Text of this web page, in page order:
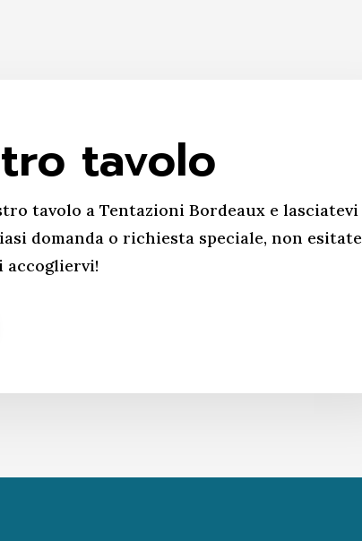
tavolo
tavolo a Tentazioni Bordeaux e lasciatevi
domanda o richiesta speciale, non esitate
accogliervi!